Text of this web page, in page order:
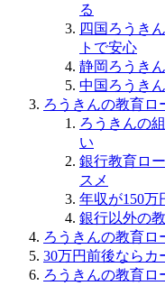
る
四国ろうき
トで安心
静岡ろうき
中国ろうき
ろうきんの教育ロ
ろうきんの
い
銀行教育ロ
スメ
年収が150万
銀行以外の
ろうきんの教育ロ
30万円前後ならカ
ろうきんの教育ロ